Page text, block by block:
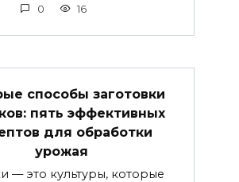
0 16
способы заготовки
пять эффективных
для обработки
урожая
— это культуры, которые